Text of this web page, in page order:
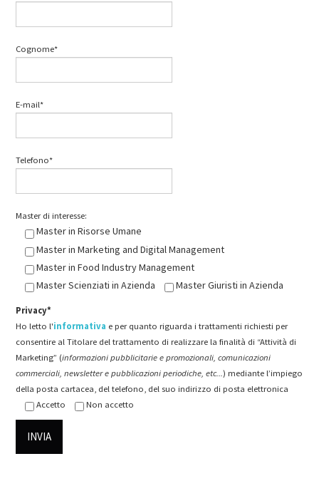
Cognome*
E-mail*
Telefono*
Master di interesse:
Master in Risorse Umane
Master in Marketing and Digital Management
Master in Food Industry Management
Master Scienziati in Azienda
Master Giuristi in Azienda
Privacy*
Ho letto l'informativa e per quanto riguarda i trattamenti richiesti per
consentire al Titolare del trattamento di realizzare la finalità di “Attività di
Marketing” (informazioni pubblicitarie e promozionali, comunicazioni
commerciali, newsletter e pubblicazioni periodiche, etc...) mediante l’impiego
della posta cartacea, del telefono, del suo indirizzo di posta elettronica
Accetto
Non accetto